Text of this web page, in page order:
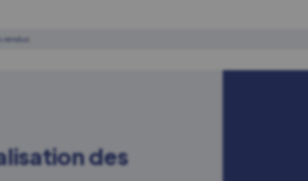
rendus
des